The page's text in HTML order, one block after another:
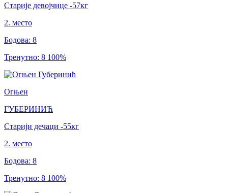
Старије девојчице -57кг
2. место
Бодова: 8
Тренутно: 8 100%
Огњен
ГУБЕРИНИЋ
Старији дечаци -55кг
2. место
Бодова: 8
Тренутно: 8 100%